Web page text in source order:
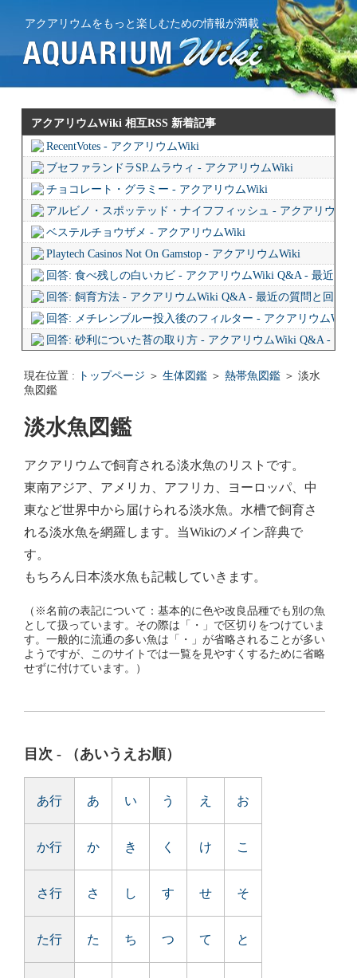
アクアリウムをもっと楽しむための情報が満載
アクアリウムWiki 相互RSS 新着記事
RecentVotes - アクアリウムWiki
ブセファランドラSP.ムラウィ - アクアリウムWiki
チョコレート・グラミー - アクアリウムWiki
アルビノ・スポッテッド・ナイフフィッシュ - アクアリウム
ベステルチョウザメ - アクアリウムWiki
Playtech Casinos Not On Gamstop - アクアリウムWiki
回答: 食べ残しの白いカビ - アクアリウムWiki Q&A - 最近の
回答: 飼育方法 - アクアリウムWiki Q&A - 最近の質問と回答
回答: メチレンブルー投入後のフィルター - アクアリウム
回答: 砂利についた苔の取り方 - アクアリウムWiki Q&A - 最
回答: ガラス面に卵を産まない貝っていますか？ - アクアリ
現在位置 : トップページ ＞ 生体図鑑 ＞ 熱帯魚図鑑 ＞ 淡水
魚図鑑
淡水魚図鑑
アクアリウムで飼育される淡水魚のリストです。
東南アジア、アメリカ、アフリカ、ヨーロッパ、中
東など世界中から届けられる淡水魚。水槽で飼育さ
れる淡水魚を網羅します。当Wikiのメイン辞典で
す。
もちろん日本淡水魚も記載していきます。
（※名前の表記について：基本的に色や改良品種でも別の魚
として扱っています。その際は「・」で区切りをつけていま
す。一般的に流通の多い魚は「・」が省略されることが多い
ようですが、このサイトでは一覧を見やすくするために省略
せずに付けています。）
目次 - （あいうえお順）
あ行 あ い う え お
か行 か き く け こ
さ行 さ し す せ そ
た行 た ち つ て と